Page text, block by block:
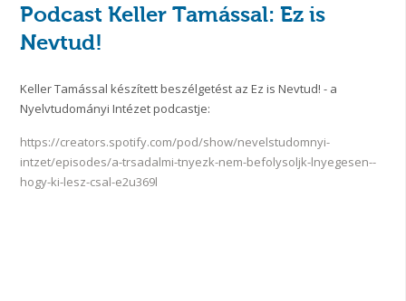
Podcast Keller Tamással: Ez is
Nevtud!
Keller Tamással készített beszélgetést az Ez is Nevtud! - a
Nyelvtudományi Intézet podcastje:
https://creators.spotify.com/pod/show/nevelstudomnyi-
intzet/episodes/a-trsadalmi-tnyezk-nem-befolysoljk-lnyegesen--
hogy-ki-lesz-csal-e2u369l